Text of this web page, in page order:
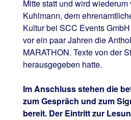
Mitte statt und wird wiederum
Kuhlmann, dem
Kultur bei SCC Events
vor ein paar Jahren die
MARATHON. Texte von der
herausgegeben hatte.
Im Anschluss stehen die
zum Gespräch und zum
bereit. Der Eintritt zur